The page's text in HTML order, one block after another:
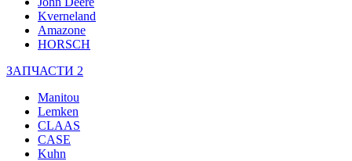
Kverneland
Amazone
HORSCH
ЗАПЧАСТИ 2
Manitou
Lemken
CLAAS
CASE
Kuhn